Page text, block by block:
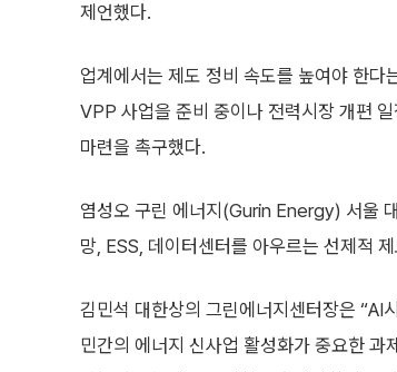
제언했다.
업계에서는 제도 정비 속도를 높여야 한다
VPP 사업을 준비 중이나 전력시장 개편
마련을 촉구했다.
염성오 구린 에너지(Gurin Energy) 서울
망, ESS, 데이터센터를 아우르는 선제적
김민석 대한상의 그린에너지센터장은 “AI
민간의 에너지 신사업 활성화가 중요한 과